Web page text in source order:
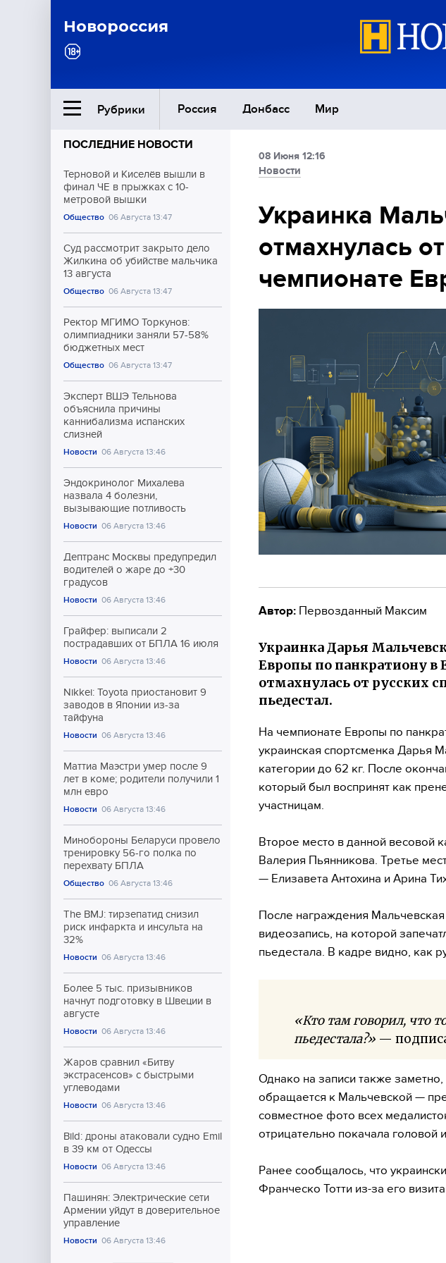
Новороссия
Рубрики Россия Донбасс Мир
Ближний Восток
Общество
Культура
Спорт
ПОСЛЕДНИЕ НОВОСТИ
Терновой и Киселёв вышли в
финал ЧЕ в прыжках с 10-
метровой вышки
Общество 06 Августа 13:47
Суд рассмотрит закрыто дело
Жилкина об убийстве мальчика
13 августа
Общество 06 Августа 13:47
Ректор МГИМО Торкунов:
олимпиадники заняли 57-58%
бюджетных мест
Общество 06 Августа 13:47
Эксперт ВШЭ Тельнова
объяснила причины
каннибализма испанских
слизней
Новости 06 Августа 13:46
Эндокринолог Михалева
назвала 4 болезни,
вызывающие потливость
Новости 06 Августа 13:46
Дептранс Москвы предупредил
водителей о жаре до +30
градусов
Новости 06 Августа 13:46
Грайфер: выписали 2
пострадавших от БПЛА 16 июля
Новости 06 Августа 13:46
Nikkei: Toyota приостановит 9
заводов в Японии из-за
тайфуна
Новости 06 Августа 13:46
Маттиа Маэстри умер после 9
лет в коме; родители получили 1
млн евро
Новости 06 Августа 13:46
Минобороны Беларуси провело
тренировку 56-го полка по
перехвату БПЛА
Общество 06 Августа 13:46
The BMJ: тирзепатид снизил
риск инфаркта и инсульта на
32%
Новости 06 Августа 13:46
Более 5 тыс. призывников
начнут подготовку в Швеции в
августе
Новости 06 Августа 13:46
Жаров сравнил «Битву
экстрасенсов» с быстрыми
углеводами
Новости 06 Августа 13:46
Bild: дроны атаковали судно Emil
в 39 км от Одессы
Новости 06 Августа 13:46
Пашинян: Электрические сети
Армении уйдут в доверительное
управление
Новости 06 Августа 13:46
08 Июня 12:16
Новости
Украинка
отмахнулась
чемпионате
Автор: Первозданный Максим
Украинка Дарья
Европы по панкратиону в
отмахнулась от русских
пьедестал.
На чемпионате Европы по
украинская спортсменка Дарья
категории до 62 кг. После
который был воспринят как
участницам.
Второе место в данной весовой
Валерия Пьянникова. Третье
— Елизавета Антохина и Арина
После награждения
видеозапись, на которой
пьедестала. В кадре видно, как
«Кто там говорил, что
пьедестала?» —
Однако на записи также
обращается к Мальчевской —
совместное фото всех
отрицательно покачала головой
Ранее сообщалось, что
Франческо Тотти из-за его